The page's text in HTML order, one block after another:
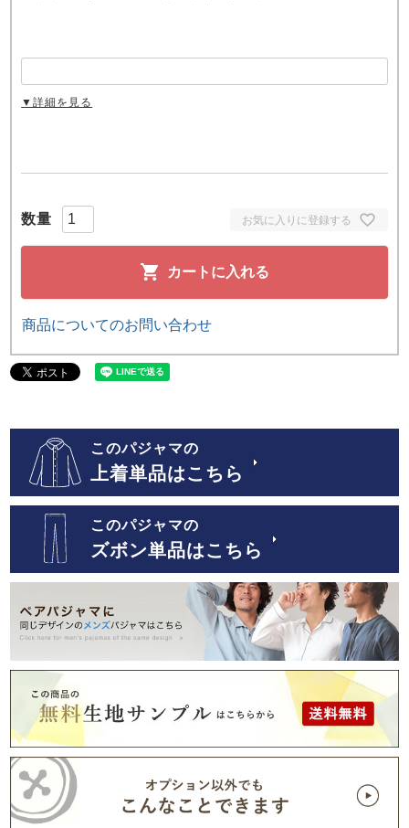
お気に入りに登録する
カートに入れる
▼詳細を見る
商品についてのお問い合わせ
このパジャマの
上着単品はこちら
このパジャマの
ズボン単品はこちら